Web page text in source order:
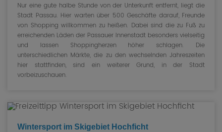
Nur eine gute halbe Stunde von der Unterkunft entfernt, liegt die
Stadt Passau. Hier warten über 500 Geschäfte darauf, Freunde
von Shopping willkommen zu heißen. Dabei sind die zu Fuß zu
erreichenden Läden der Passauer Innenstadt besonders vielseitig
und lassen Shoppingherzen höher schlagen. Die
unterschiedlichen Märkte, die zu den wechselnden Jahreszeiten
hier stattfinden, sind ein weiterer Grund, in der Stadt
vorbeizuschauen.
Wintersport im Skigebiet Hochficht